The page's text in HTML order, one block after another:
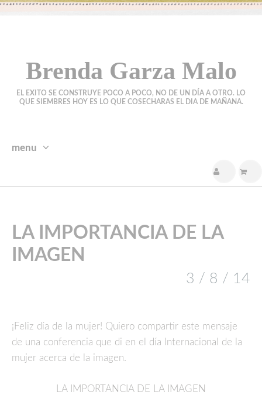
Brenda Garza Malo
EL EXITO SE CONSTRUYE POCO A POCO, NO DE UN DÍA A OTRO. LO
QUE SIEMBRES HOY ES LO QUE COSECHARAS EL DIA DE MAÑANA.
menu
LA IMPORTANCIA DE LA
IMAGEN
3 / 8 / 14
¡Feliz día de la mujer! Quiero compartir este mensaje
de una conferencia que di en el día Internacional de la
mujer acerca de la imagen.
LA IMPORTANCIA DE LA IMAGEN